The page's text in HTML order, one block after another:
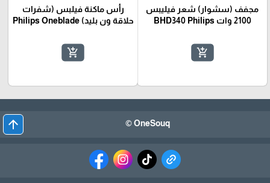
مجفف (سشوار) شعر فيليبس
2100 وات BHD340 Philips
add_shopping_cart
رأس ماكنة فيلبس (شفرات
حلاقة ون بليد) Philips Oneblade
add_shopping_cart
OneSouq ©
arrow_upward